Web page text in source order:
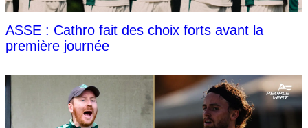
ASSE : Cathro fait des choix forts avant la
première journée